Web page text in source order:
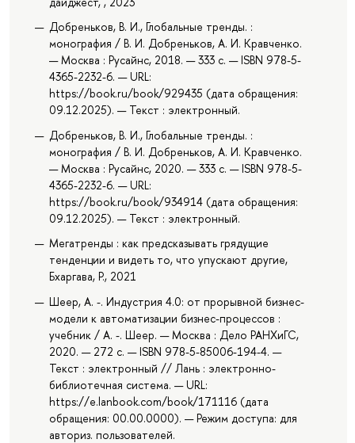
Добреньков, В. И., Глобальные тренды. :
монография / В. И. Добреньков, А. И. Кравченко.
— Москва : Русайнс, 2018. — 333 с. — ISBN 978-5-
4365-2232-6. — URL:
https://book.ru/book/929435 (дата обращения:
09.12.2025). — Текст : электронный.
Добреньков, В. И., Глобальные тренды. :
монография / В. И. Добреньков, А. И. Кравченко.
— Москва : Русайнс, 2020. — 333 с. — ISBN 978-5-
4365-2232-6. — URL:
https://book.ru/book/934914 (дата обращения:
09.12.2025). — Текст : электронный.
Мегатренды : как предсказывать грядущие
тенденции и видеть то, что упускают другие,
Бхаргава, Р., 2021
Шеер, А. -. Индустрия 4.0: от прорывной бизнес-
модели к автоматизации бизнес-процессов :
учебник / А. -. Шеер. — Москва : Дело РАНХиГС,
2020. — 272 с. — ISBN 978-5-85006-194-4. —
Текст : электронный // Лань : электронно-
библиотечная система. — URL:
https://e.lanbook.com/book/171116 (дата
обращения: 00.00.0000). — Режим доступа: для
авториз. пользователей.